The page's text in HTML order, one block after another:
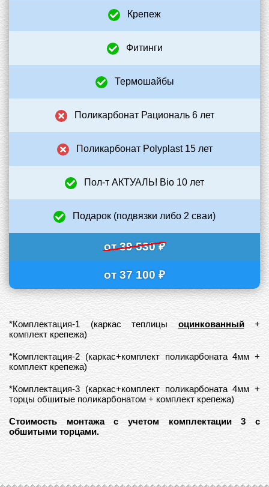
Крепеж
Фитинги
Термошайбы
Поликарбонат Рациональ 6 лет
Поликарбонат Polyplast 15 лет
Пол-т АКТУАЛЬ! Bio 10 лет
Подарок (подвязки либо 2 сваи)
от 39 530 ₽
от 37 100 ₽
*Комплектация-1 (каркас теплицы оцинкованный+
комплект крепежа)
*Комплектация-2 (каркас+комплект поликарбоната 4мм +
комплект крепежа)
*Комплектация-3 (каркас+комплект поликарбоната 4мм +
торцы обшитые поликарбонатом + комплект крепежа)
Стоимость монтажа с учетом комплектации 3 с
обшитыми торцами.